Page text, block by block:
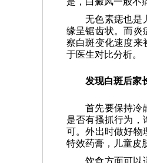
无色素痣也是
缘呈锯齿状。而炎
察白斑变化速度来
于医生对比分析。
发现白斑后家
首先要保持冷
是否有搔抓行为，
可。外出时做好物
特效药膏，儿童皮